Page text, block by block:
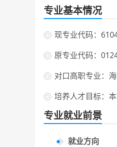
专业基本情况
现专业代码：
原专业代码：
对口高职专业：
培养人才目标：
专业就业前景
就业方向